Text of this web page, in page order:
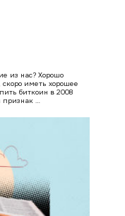
из нас? Хорошо
иметь хорошее
биткоин в 2008
признак …